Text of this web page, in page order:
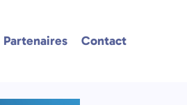
Partenaires Contact